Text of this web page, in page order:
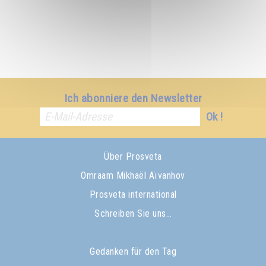
Ich abonniere den Newsletter
Ok !
Über Prosveta
Omraam Mikhaël Aïvanhov
Prosveta international
Schreiben Sie uns…
Gedanken für den Tag